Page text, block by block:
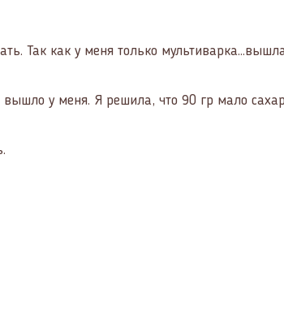
Так как у меня только
у меня. Я решила, что 90 гр мало